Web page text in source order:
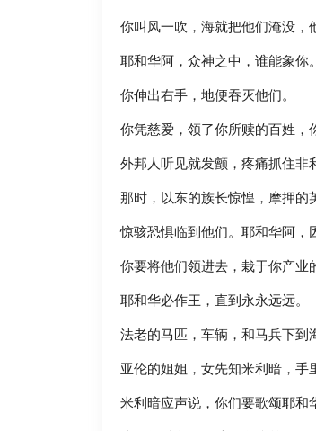
你叫风一吹，海就把他们淹没，
耶和华阿，众神之中，谁能象你
你伸出右手，地便吞灭他们。
你凭慈爱，领了你所赎的百姓，
外邦人听见就发颤，疼痛抓住非
那时，以东的族长惊惶，摩押的
惊骇恐惧临到他们。耶和华阿，
你要将他们领进去，栽于你产业
耶和华必作王，直到永永远远。
法老的马匹，车辆，和马兵下到
亚伦的姐姐，女先知米利暗，手
米利暗应声说，你们要歌颂耶和